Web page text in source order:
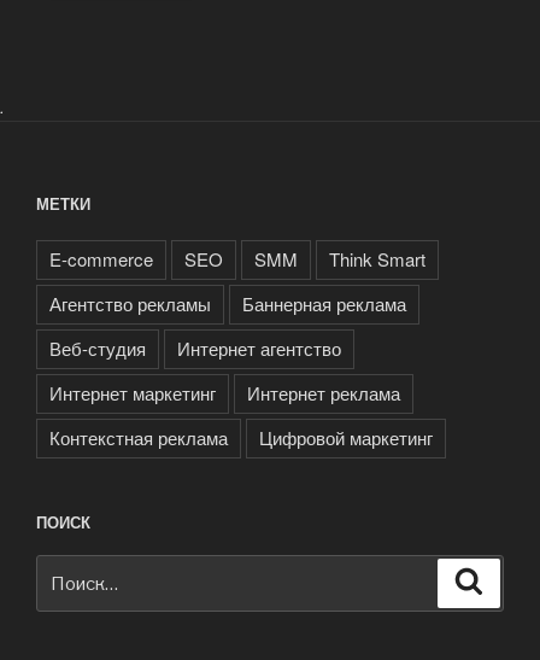
.
МЕТКИ
E-commerce SEO SMM
Think Smart
Агентство рекламы
Баннерная реклама
Веб-студия
Интернет агентство
Интернет маркетинг
Интернет реклама
Контекстная реклама
Цифровой маркетинг
ПОИСК